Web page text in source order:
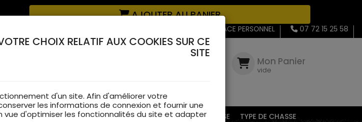
partir de 70 € de commande !
MON ESPACE PERSONNEL 07 72 15 25 58
Mon Panier
vide
CHAUSSURES ACCESSOIRES EQUIPEMENTS DE CHASSE
TYPE DE CHASSE
AJOUTER AU PANIER
CHOIX RELATIF AUX COOKIES SUR CE
SITE
d'un site. Afin d'améliorer votre
les informations de connexion et fournir une
vue d'optimiser les fonctionnalités du site et adapter